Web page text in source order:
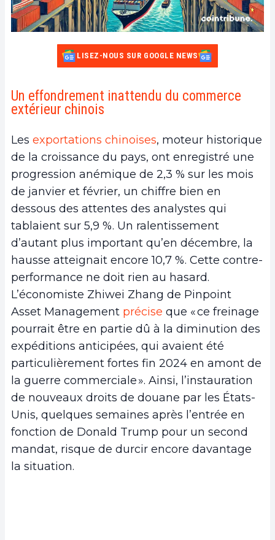
LISEZ-NOUS SUR GOOGLE NEWS
Un effondrement inattendu du commerce
extérieur chinois
Les exportations chinoises, moteur historique
de la croissance du pays, ont enregistré une
progression anémique de 2,3 % sur les mois
de janvier et février, un chiffre bien en
dessous des attentes des analystes qui
tablaient sur 5,9 %. Un ralentissement
d’autant plus important qu’en décembre, la
hausse atteignait encore 10,7 %. Cette contre-
performance ne doit rien au hasard.
L’économiste Zhiwei Zhang de Pinpoint
Asset Management précise que « ce freinage
pourrait être en partie dû à la diminution des
expéditions anticipées, qui avaient été
particulièrement fortes fin 2024 en amont de
la guerre commerciale ». Ainsi, l’instauration
de nouveaux droits de douane par les États-
Unis, quelques semaines après l’entrée en
fonction de Donald Trump pour un second
mandat, risque de durcir encore davantage
la situation.